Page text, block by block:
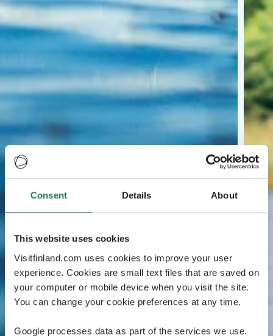
Consent Details About
This website uses cookies
Visitfinland.com uses cookies to improve your user
experience. Cookies are small text files that are saved on
your computer or mobile device when you visit the site.
You can change your cookie preferences at any time.
Google processes data as part of the services we use.